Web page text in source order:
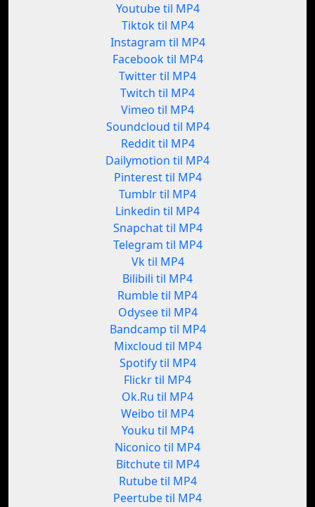
Youtube til MP4
Tiktok til MP4
Instagram til MP4
Facebook til MP4
Twitter til MP4
Twitch til MP4
Vimeo til MP4
Soundcloud til MP4
Reddit til MP4
Dailymotion til MP4
Pinterest til MP4
Tumblr til MP4
Linkedin til MP4
Snapchat til MP4
Telegram til MP4
Vk til MP4
Bilibili til MP4
Rumble til MP4
Odysee til MP4
Bandcamp til MP4
Mixcloud til MP4
Spotify til MP4
Flickr til MP4
Ok.Ru til MP4
Weibo til MP4
Youku til MP4
Niconico til MP4
Bitchute til MP4
Rutube til MP4
Peertube til MP4